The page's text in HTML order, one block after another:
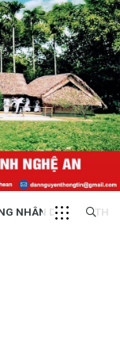
NHÂN DÂN